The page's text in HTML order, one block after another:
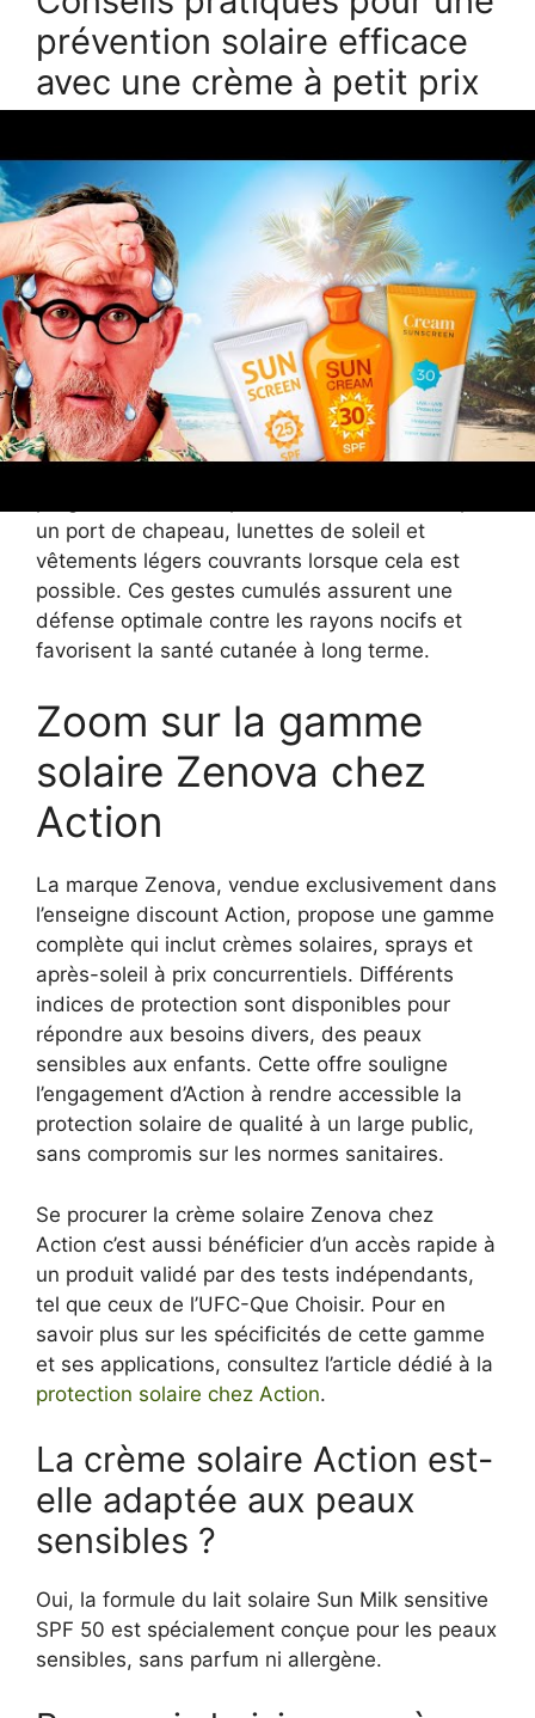
prévention solaire efficace
avec une crème à petit prix
crème pas chère, il est recommandé d’appliquer
une quantité généreuse et de renouveler
l’application toutes les deux heures, notamment
après baignade ou transpiration. L’efficacité de
toute protection solaire dépend en effet de la
rigueur dans son usage. Cette vigilance est
particulièrement importante quand on utilise un
soin avec une texture plus épaisse, afin d’éviter
toute zone mal protégée.
Enfin, il convient de privilégier une exposition
un port de chapeau, lunettes de soleil et
vêtements légers couvrants lorsque cela est
possible. Ces gestes cumulés assurent une
défense optimale contre les rayons nocifs et
favorisent la santé cutanée à long terme.
Zoom sur la gamme
solaire Zenova chez
Action
La marque Zenova, vendue exclusivement dans
l’enseigne discount Action, propose une gamme
complète qui inclut crèmes solaires, sprays et
après-soleil à prix concurrentiels. Différents
indices de protection sont disponibles pour
répondre aux besoins divers, des peaux
sensibles aux enfants. Cette offre souligne
l’engagement d’Action à rendre accessible la
protection solaire de qualité à un large public,
sans compromis sur les normes sanitaires.
Se procurer la crème solaire Zenova chez
Action c’est aussi bénéficier d’un accès rapide à
un produit validé par des tests indépendants,
tel que ceux de l’UFC-Que Choisir. Pour en
savoir plus sur les spécificités de cette gamme
et ses applications, consultez l’article dédié à la
protection solaire chez Action.
La crème solaire Action est-
elle adaptée aux peaux
sensibles ?
Oui, la formule du lait solaire Sun Milk sensitive
SPF 50 est spécialement conçue pour les peaux
sensibles, sans parfum ni allergène.